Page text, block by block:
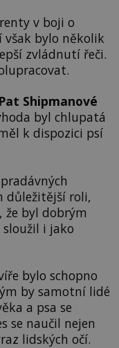
v boji o
však bylo několik
zvládnutí řeči.
Pat Shipmanové
byl chlupatá
k dispozici psí
důležitější roli,
že byl dobrým
sloužil i jako
bylo schopno
by samotní lidé
a psa se
se naučil nejen
lidských očí.